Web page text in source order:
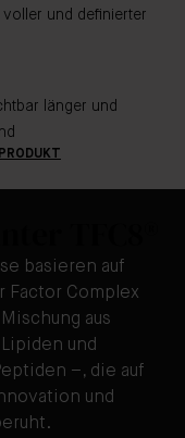
und definierter
länger und
basieren auf
Factor Complex
aus
und
–, die auf
und